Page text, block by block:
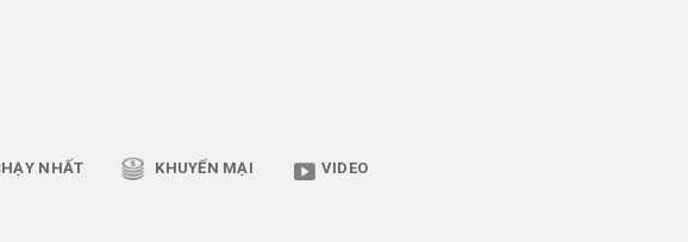
NHẤT KHUYẾN MẠI VIDEO